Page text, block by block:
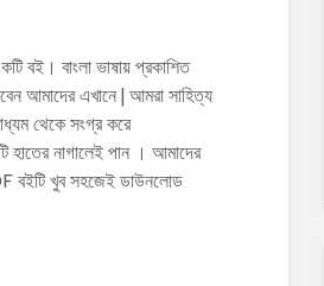
বাংলা ভাষায় প্রকাশিত
আমাদের এখানে | আমরা সাহিত্য
থেকে সংগ্র করে
হাতের নাগালেই পান । আমাদের
বইটি খুব সহজেই ডাউনলোড